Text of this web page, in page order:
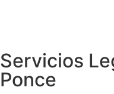
Servicios
Ponce